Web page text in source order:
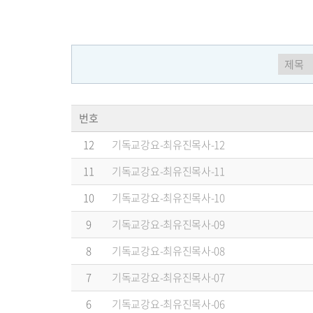
번호
12
기독교강요-최유진목사-12
11
기독교강요-최유진목사-11
10
기독교강요-최유진목사-10
9
기독교강요-최유진목사-09
8
기독교강요-최유진목사-08
7
기독교강요-최유진목사-07
6
기독교강요-최유진목사-06